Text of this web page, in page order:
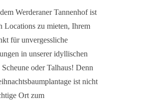
Werderaner Tannenhof ist
Locations zu mieten, Ihrem
für unvergessliche
in unserer idyllischen
oder Talhaus! Denn
ist nicht
Ort zum